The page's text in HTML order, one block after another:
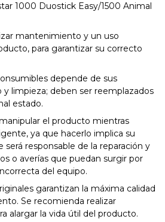
1000 Duostick Easy/1500 Animal
mantenimiento y un uso
para garantizar su correcto
depende de sus
y limpieza; deben ser reemplazados
estado.
el producto mientras
ya que hacerlo implica su
será responsable de la reparación y
o averías que puedan surgir por
del equipo.
garantizan la máxima calidad
Se recomienda realizar
alargar la vida útil del producto.